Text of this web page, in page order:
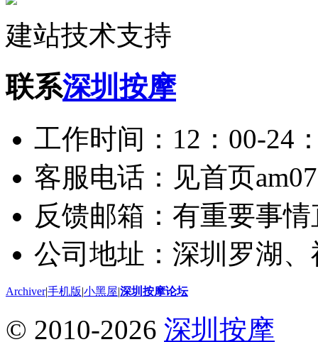
建站技术支持
联系深圳按摩
工作时间：12：00-24
客服电话：见首页
反馈邮箱：有重要事
公司地址：深圳罗湖
Archiver|手机版|小黑屋|深圳按摩论坛
© 2010-2026 深圳按摩